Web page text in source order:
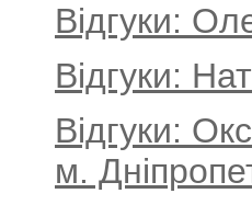
Відгуки:
Відгуки:
Відгуки:
м.